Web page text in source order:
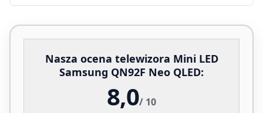
Nasza ocena telewizora Mini LED
Samsung QN92F Neo QLED:
8,0/ 10